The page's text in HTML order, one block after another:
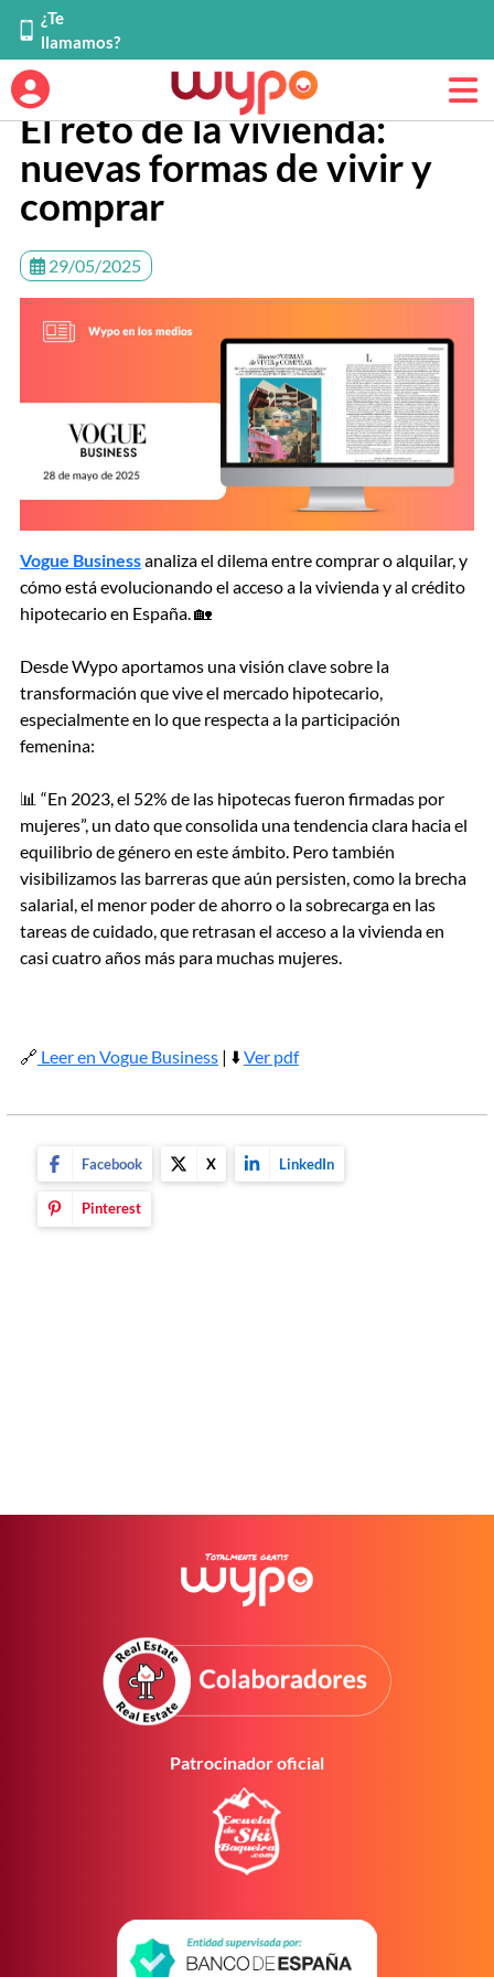
¿Te
llamamos?
El reto de la vivienda:
nuevas formas de vivir y
comprar
29/05/2025
Vogue Businessanaliza el dilema entre comprar o alquilar, y
cómo está evolucionando el acceso a la vivienda y al crédito
hipotecario en España. 🏡
Desde Wypo aportamos una visión clave sobre la
transformación que vive el mercado hipotecario,
especialmente en lo que respecta a la participación
femenina:
📊 “En 2023, el 52% de las hipotecas fueron firmadas por
mujeres”, un dato que consolida una tendencia clara hacia el
equilibrio de género en este ámbito. Pero también
visibilizamos las barreras que aún persisten, como la brecha
salarial, el menor poder de ahorro o la sobrecarga en las
tareas de cuidado, que retrasan el acceso a la vivienda en
casi cuatro años más para muchas mujeres.
🔗 Leer en Vogue Business| ⬇️Ver pdf
Facebook X LinkedIn
Pinterest
Patrocinador oficial